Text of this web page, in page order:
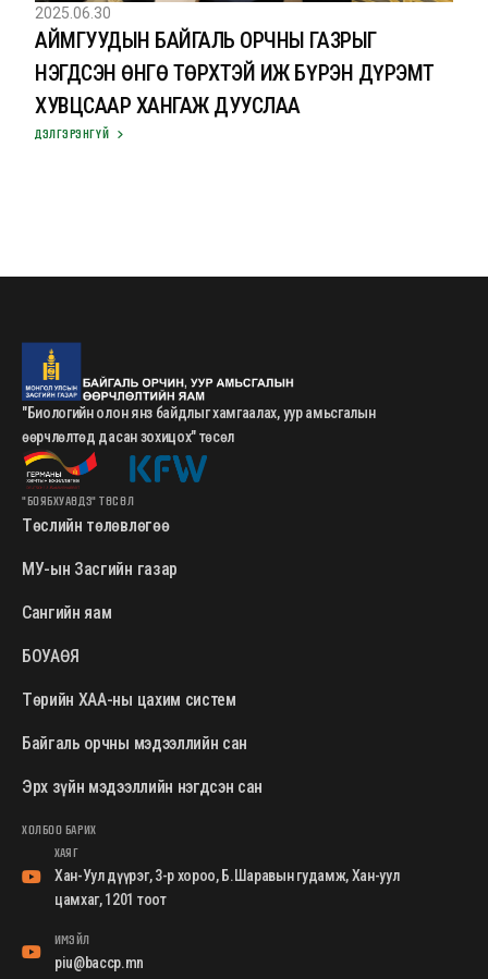
2025.06.30
АЙМГУУДЫН БАЙГАЛЬ ОРЧНЫ ГАЗРЫГ
НЭГДСЭН ӨНГӨ ТӨРХТЭЙ ИЖ БҮРЭН ДҮРЭМТ
ХУВЦСААР ХАНГАЖ ДУУСЛАА
ДЭЛГЭРЭНГҮЙ
"Биологийн олон янз байдлыг хамгаалах, уур амьсгалын
өөрчлөлтөд дасан зохицох" төсөл
"БОЯБХУАӨДЗ" ТӨСӨЛ
Төслийн төлөвлөгөө
МУ-ын Засгийн газар
Сангийн яам
БОУАӨЯ
Төрийн ХАА-ны цахим систем
Байгаль орчны мэдээллийн сан
Эрх зүйн мэдээллийн нэгдсэн сан
ХОЛБОО БАРИХ
ХАЯГ
Хан-Уул дүүрэг, 3-р хороо, Б.Шаравын гудамж, Хан-уул
цамхаг, 1201 тоот
ИМЭЙЛ
piu@baccp.mn